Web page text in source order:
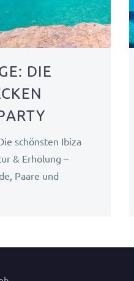
DIE
schönsten Ibiza
& Erholung –
Paare und